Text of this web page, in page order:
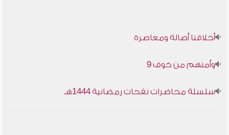
أخلاقنا أصالة ومعاصرة
وأمنهم من خوف 9
سلسلة محاضرات نفحات رمضانية 1444هـ